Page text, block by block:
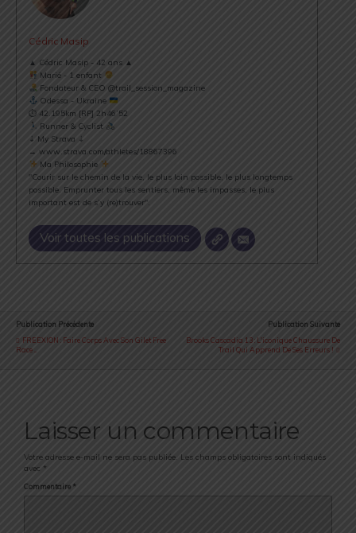
Cédric Masip
▲ Cédric Masip - 42 ans ▲
Marié - 1 enfant
Fondateur & CEO @trail_session_magazine
Odessa - Ukraine
⏱ 42.195km [RP] 2h46’52
Runner & Cyclist
⇣ My Strava ⇣
→ www.strava.com/athletes/18867396
Ma Philosophie
"Courir sur le chemin de la vie, le plus loin possible, le plus longtemps
possible. Emprunter tous les sentiers, même les impasses, le plus
important est de s’y (re)trouver".
Voir toutes les publications
Publication Précédente
FREEXION : Faire Corps Avec Son Gilet Free
Race ...
Publication Suivante
Brooks Cascadia 13 : L'iconique Chaussure De
Trail Qui Apprend De Ses Erreurs !
Laisser un commentaire
Votre adresse e-mail ne sera pas publiée. Les champs obligatoires sont indiqués
avec *
Commentaire *